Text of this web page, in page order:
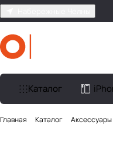
Каталог
Главная Каталог Аксесcуары